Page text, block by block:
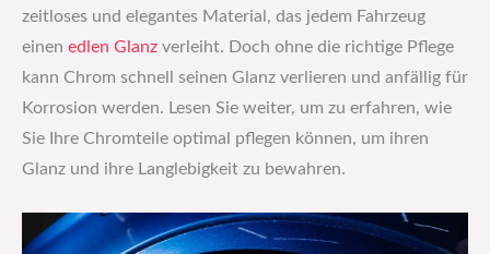
zeitloses und elegantes Material, das jedem Fahrzeug
einen edlen Glanz verleiht. Doch ohne die richtige Pflege
kann Chrom schnell seinen Glanz verlieren und anfällig für
Korrosion werden. Lesen Sie weiter, um zu erfahren, wie
Sie Ihre Chromteile optimal pflegen können, um ihren
Glanz und ihre Langlebigkeit zu bewahren.